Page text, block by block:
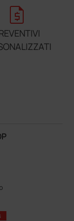
request_quote